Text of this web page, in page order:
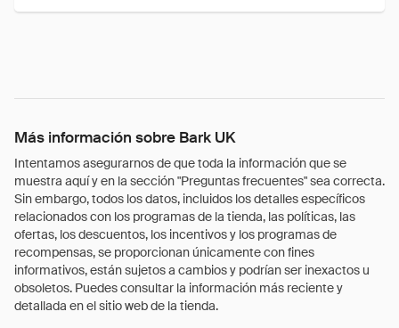
Más información sobre Bark UK
Intentamos asegurarnos de que toda la información que se
muestra aquí y en la sección "Preguntas frecuentes" sea correcta.
Sin embargo, todos los datos, incluidos los detalles específicos
relacionados con los programas de la tienda, las políticas, las
ofertas, los descuentos, los incentivos y los programas de
recompensas, se proporcionan únicamente con fines
informativos, están sujetos a cambios y podrían ser inexactos u
obsoletos. Puedes consultar la información más reciente y
detallada en el sitio web de la tienda.